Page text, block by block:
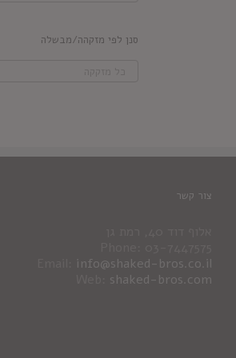
סנן לפי מזקהה/מבשלה
צור קשר
info@shaked-bros.co.il
shaked-bros.com